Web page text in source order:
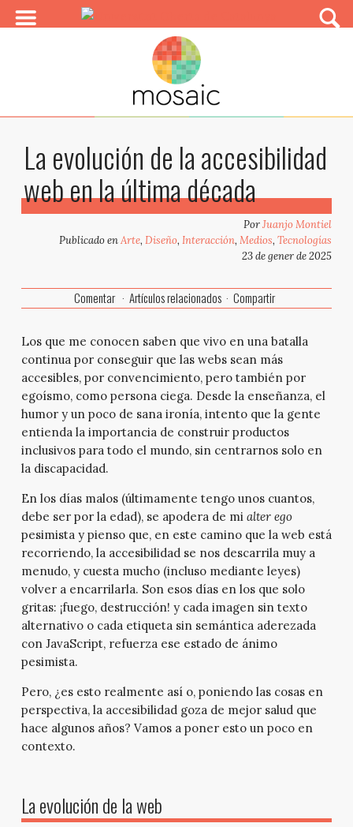
La evolución de la accesibilidad
web en la última década
PorJuanjo Montiel
Publicado enArte,Diseño,Interacción,Medios,Tecnologías
23 de gener de 2025
Comentar Artículos relacionados Compartir
Los que me conocen saben que vivo en una batalla
continua por conseguir que las webs sean más
accesibles, por convencimiento, pero también por
egoísmo, como persona ciega. Desde la enseñanza, el
humor y un poco de sana ironía, intento que la gente
entienda la importancia de construir productos
inclusivos para todo el mundo, sin centrarnos solo en
la discapacidad.
En los días malos (últimamente tengo unos cuantos,
debe ser por la edad), se apodera de mi alter ego
pesimista y pienso que, en este camino que la web está
recorriendo, la accesibilidad se nos descarrila muy a
menudo, y cuesta mucho (incluso mediante leyes)
volver a encarrilarla. Son esos días en los que solo
gritas: ¡fuego, destrucción! y cada imagen sin texto
alternativo o cada etiqueta sin semántica aderezada
con JavaScript, refuerza ese estado de ánimo
pesimista.
Pero, ¿es esto realmente así o, poniendo las cosas en
perspectiva, la accesibilidad goza de mejor salud que
hace algunos años? Vamos a poner esto un poco en
contexto.
La evolución de la web